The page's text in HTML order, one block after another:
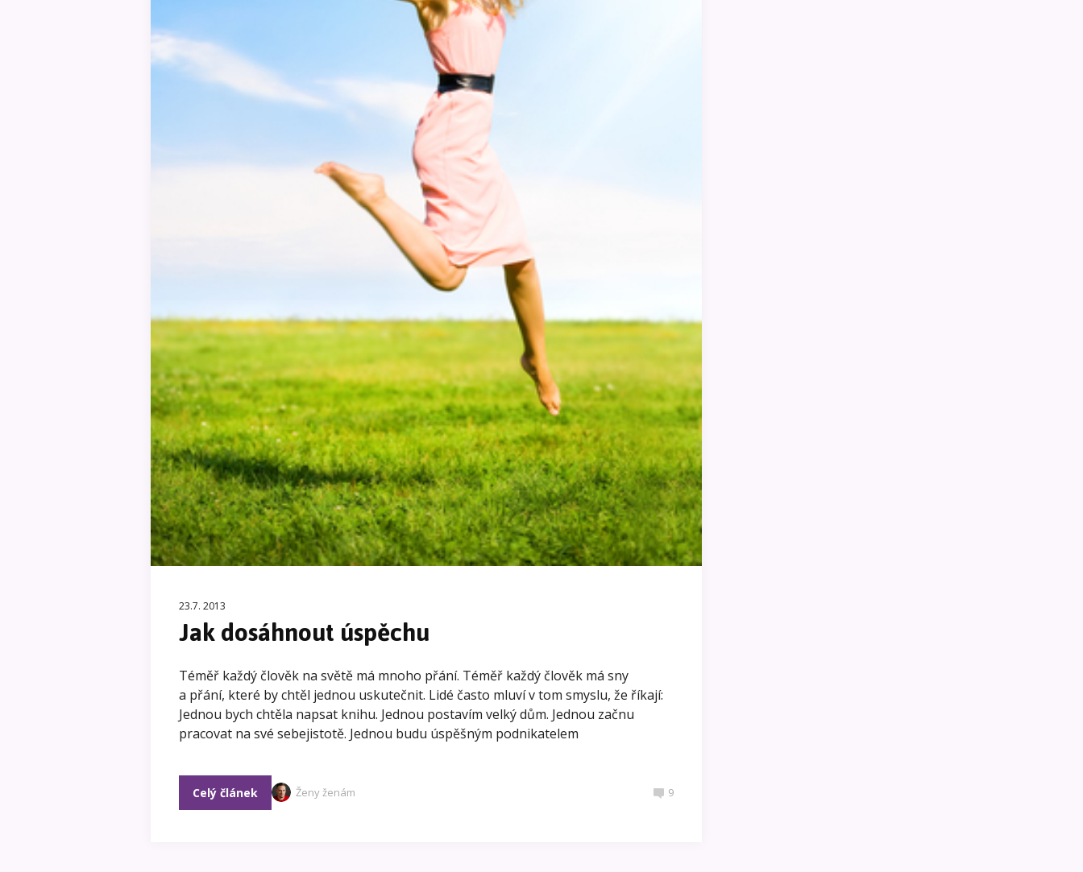
23.7. 2013
Jak dosáhnout úspěchu
Téměř každý člověk na světě má mnoho přání. Téměř každý člověk má sny
a přání, které by chtěl jednou uskutečnit. Lidé často mluví v tom smyslu, že říkají:
Jednou bych chtěla napsat knihu. Jednou postavím velký dům. Jednou začnu
pracovat na své sebejistotě. Jednou budu úspěšným podnikatelem
Celý článek Ženy ženám 9